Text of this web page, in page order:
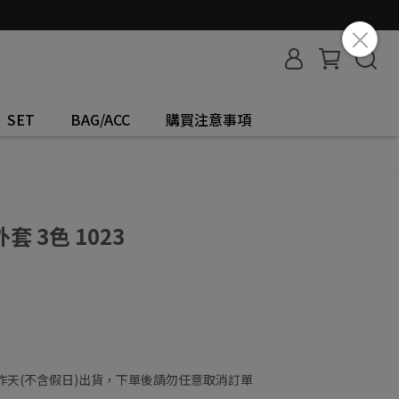
SET BAG/ACC 購買注意事項
套 3色 1023
(不含假日)出貨，下單後請勿任意取消訂單